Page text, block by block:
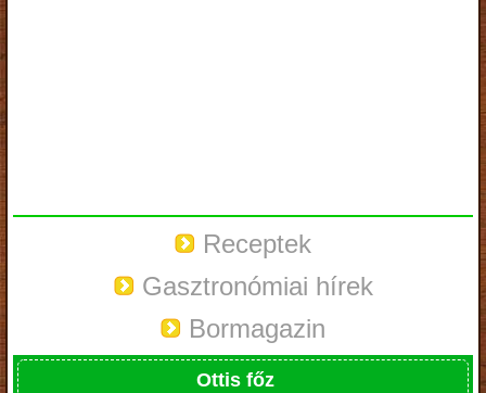
Receptek
Gasztronómiai hírek
Bormagazin
Ottis főz